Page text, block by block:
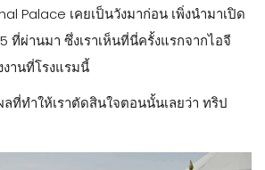
Palace เคยเป็นวังมาก่อน เพิ่งนำมาเปิด
ที่ผ่านมา ซึ่งเราเห็นที่นี่ครั้งแรกจากไอจี
านที่โรงแรมนี้
ที่ทำให้เราตัดสินใจตอนนั้นเลยว่า ทริป